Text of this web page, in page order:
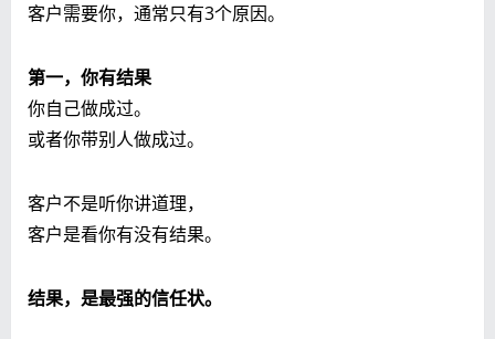
客户需要你，通常只有3个原因。
第一，你有结果
你自己做成过。
或者你带别人做成过。
客户不是听你讲道理，
客户是看你有没有结果。
结果，是最强的信任状。